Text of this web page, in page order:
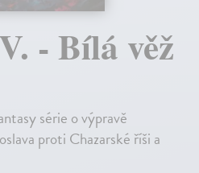
- Bílá věž
série o výpravě
proti Chazarské říši a